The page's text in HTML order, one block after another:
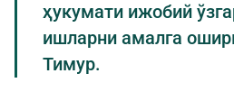
ҳукумати ижобий
ишларни амалга
Тимур.